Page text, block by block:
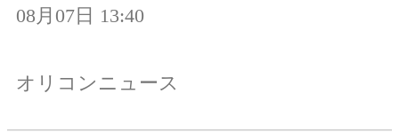
08月07日 13:40
オリコンニュース